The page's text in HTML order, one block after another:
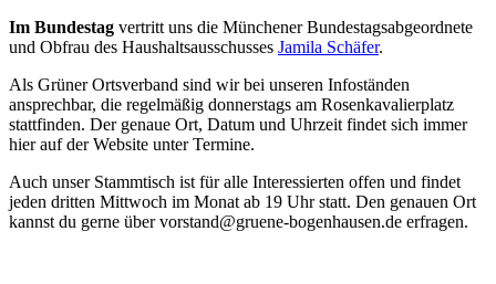
Im Bundestag vertritt uns die Münchener Bundestagsabgeordnete
und Obfrau des Haushaltsausschusses Jamila Schäfer.
Als Grüner Ortsverband sind wir bei unseren Infoständen
ansprechbar, die regelmäßig donnerstags am Rosenkavalierplatz
stattfinden. Der genaue Ort, Datum und Uhrzeit findet sich immer
hier auf der Website unter Termine.
Auch unser Stammtisch ist für alle Interessierten offen und findet
jeden dritten Mittwoch im Monat ab 19 Uhr statt. Den genauen Ort
kannst du gerne über vorstand@gruene-bogenhausen.de erfragen.